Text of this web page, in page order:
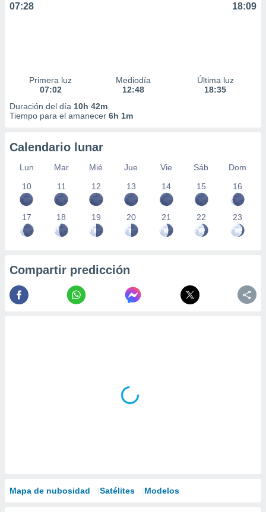
perfiles
crear un
la
contenido
de la
el
de
a través
de
con el
07:28 18:09
Primera luz
07:02
Mediodía
12:48
Última luz
18:35
Duración del día 10h 42m
Tiempo para el amanecer 6h 1m
Calendario lunar
Lun Mar Mié Jue Vie Sáb
Dom
10
11 12 13 14 15 16
17 18 19 20 21 22 23
Compartir predicción
Mapa de nubosidad Satélites Modelos